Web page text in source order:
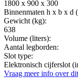
1800 x 900 x 300
Binnenmaten h x b x d
Gewicht (kg):
638
Volume (liters):
Aantal legborden:
Slot type:
Elektronisch cijferslot
Vraag meer info over